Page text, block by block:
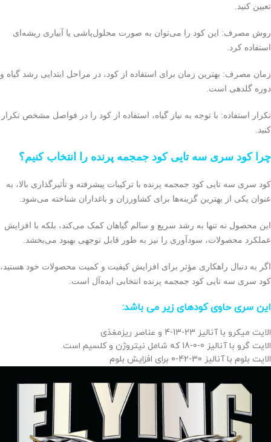
تعیین کنید.
روش مصرف: این کود را می‌توان به صورت محلول‌پاشی یا آبیاری ریشه‌ای
استفاده کرد.
زمان مصرف: بهترین زمان برای استفاده از کود، در مراحل ابتدایی رشد گیاه و
دوره گلدهی است.
تکرار استفاده: با توجه به نیاز گیاه، استفاده از کود را در فواصل مشخص تکرار
کنید.
چرا کود سری سه تایی کود جمجمه پرنده را انتخاب کنیم؟
کود سری سه تایی کود جمجمه پرنده با ترکیبات پیشرفته و تأثیرگذاری بالا، به
عنوان یکی از بهترین گزینه‌ها برای کشاورزان و باغداران شناخته می‌شود.
این محصول نه تنها به رشد سریع و سالم گیاهان کمک می‌کند، بلکه با افزایش
عملکرد محصولات، سودآوری را نیز به طور قابل توجهی بهبود می‌بخشد.
اگر به دنبال راهکاری مؤثر برای افزایش کیفیت و کمیت محصولات خود هستید،
کود سری سه تایی کود جمجمه پرنده انتخابی ایده‌آل است.
این سری حاوی کودهای زیر می باشد:
الایت میکرو با آنالیز 23-13-4 و عناصر ریزمغذی
الایت گرو با آنالیز 0-0-18 که شامل نیتروژن و کلسیم است.
الایت بلوم با آنالیز 30-42-0 برای افزایش بلوم